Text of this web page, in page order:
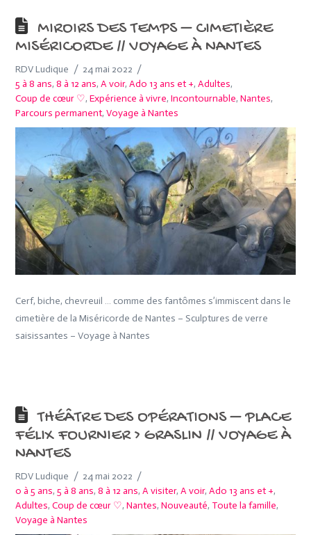
MIROIRS DES TEMPS – CIMETIÈRE
MISÉRICORDE // VOYAGE À NANTES
RDV Ludique
24 mai 2022
5 à 8 ans,8 à 12 ans,A voir,Ado 13 ans et +,Adultes,
Coup de cœur ♡,Expérience à vivre,Incontournable,Nantes,
Parcours permanent,Voyage à Nantes
Cerf, biche, chevreuil … comme des fantômes s’immiscent dans le
cimetière de la Miséricorde de Nantes – Sculptures de verre
saisissantes – Voyage à Nantes
THÉÂTRE DES OPÉRATIONS – PLACE
FÉLIX FOURNIER > GRASLIN // VOYAGE À
NANTES
RDV Ludique
24 mai 2022
0 à 5 ans,5 à 8 ans,8 à 12 ans,A visiter,A voir,Ado 13 ans et +,
Adultes,Coup de cœur ♡,Nantes,Nouveauté, Toute la famille,
Voyage à Nantes